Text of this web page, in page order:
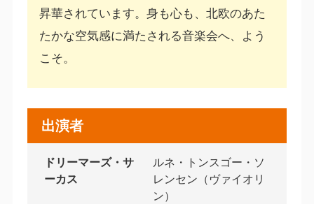
昇華されています。身も心も、北欧のあた
たかな空気感に満たされる音楽会へ、よう
こそ。
出演者
ドリーマーズ・サ
ーカス
ルネ・トンスゴー・ソ
レンセン（ヴァイオリ
ン）